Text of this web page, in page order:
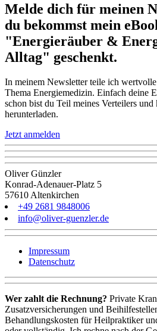
Melde dich für meinen
du bekommst mein
"Energieräuber &
Alltag" geschenkt.
In meinem Newsletter teile ich
Thema Energiemedizin. Einfach deine
schon bist du Teil meines Verteilers und
herunterladen.
Jetzt anmelden
Oliver Günzler
Konrad-Adenauer-Platz 5
57610 Altenkirchen
+49 2681 9848006
info@oliver-guenzler.de
Impressum
Datenschutz
Wer zahlt die Rechnung? Private
Zusatzversicherungen und
Behandlungskosten für Heilpraktiker